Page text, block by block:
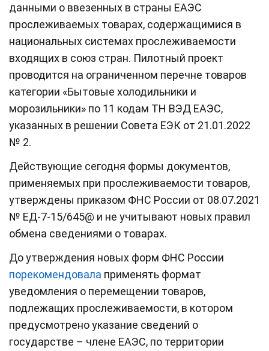
данными о ввезенных в страны ЕАЭС
прослеживаемых товарах, содержащимися в
национальных системах прослеживаемости
входящих в союз стран. Пилотный проект
проводится на ограниченном перечне товаров
категории «Бытовые холодильники и
морозильники» по 11 кодам ТН ВЭД ЕАЭС,
указанных в решении Совета ЕЭК от 21.01.2022
№ 2.
Действующие сегодня формы документов,
применяемых при прослеживаемости товаров,
утверждены приказом ФНС России от 08.07.2021
№ ЕД-7-15/645@ и не учитывают новых правил
обмена сведениями о товарах.
До утверждения новых форм ФНС России
порекомендовала применять формат
уведомления о перемещении товаров,
подлежащих прослеживаемости, в котором
предусмотрено указание сведений о
государстве – члене ЕАЭС, по территории